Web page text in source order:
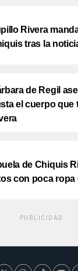
Rivera
tras la
de Regil
el cuerpo que
de Chiquis
con poca ropa
PUBLICIDAD